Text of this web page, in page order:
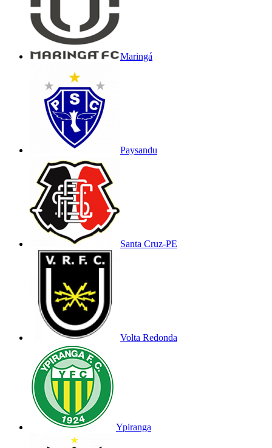
Maringá
Paysandu
Santa Cruz-PE
Volta Redonda
Ypiranga